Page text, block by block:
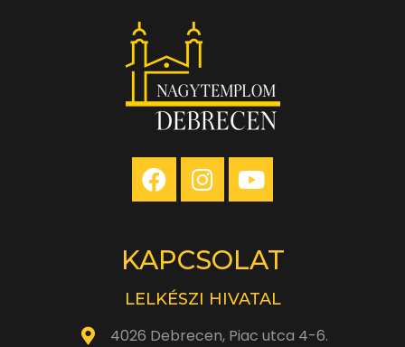
KAPCSOLAT
LELKÉSZI HIVATAL
4026 Debrecen, Piac utca 4-6.